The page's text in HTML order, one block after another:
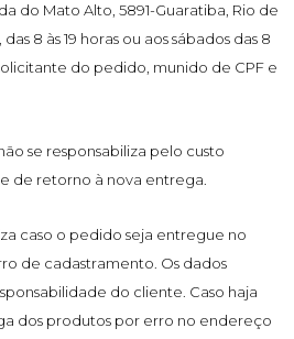
do Mato Alto, 5891-Guaratiba, Rio de
8 às 19 horas ou aos sábados das 8
do pedido, munido de CPF e
se responsabiliza pelo custo
de retorno à nova entrega.
caso o pedido seja entregue no
de cadastramento. Os dados
do cliente. Caso haja
dos produtos por erro no endereço